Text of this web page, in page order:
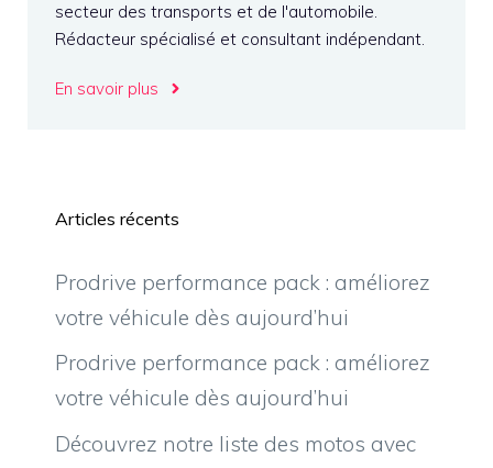
secteur des transports et de l'automobile.
Rédacteur spécialisé et consultant indépendant.
En savoir plus
Articles récents
Prodrive performance pack : améliorez
votre véhicule dès aujourd’hui
Prodrive performance pack : améliorez
votre véhicule dès aujourd’hui
Découvrez notre liste des motos avec